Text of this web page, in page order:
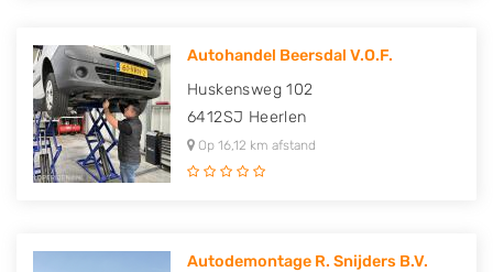
Autohandel Beersdal V.O.F.
Huskensweg 102
6412SJ Heerlen
Op 16,12 km afstand
Autodemontage R. Snijders B.V.